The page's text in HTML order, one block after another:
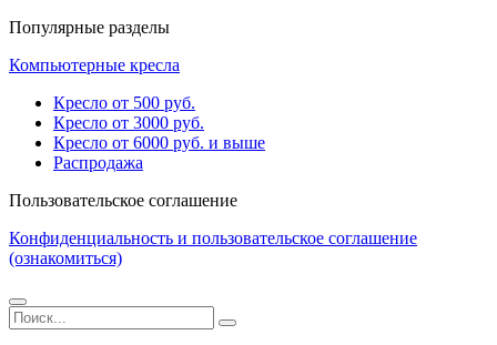
Популярные разделы
Компьютерные кресла
Кресло от 500 руб.
Кресло от 3000 руб.
Кресло от 6000 руб. и выше
Распродажа
Пользовательское соглашение
Конфиденциальность и пользовательское соглашение
(ознакомиться)